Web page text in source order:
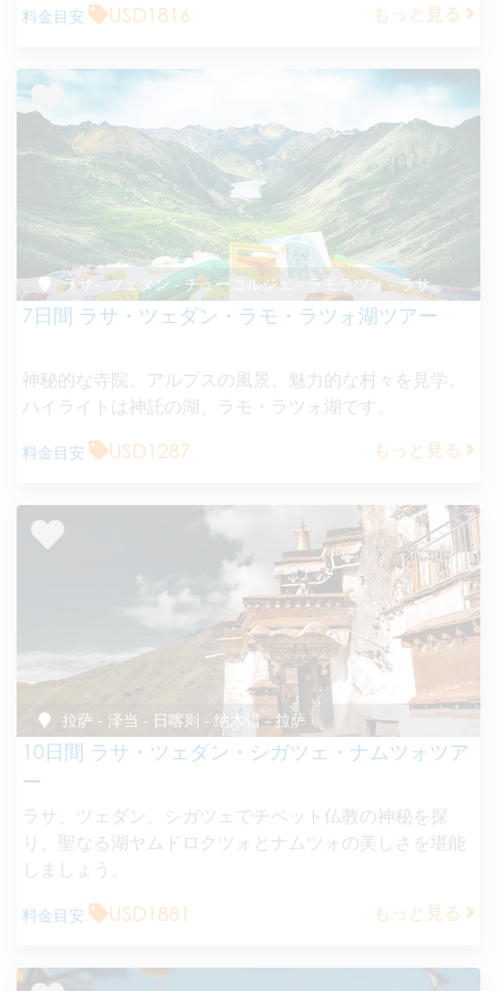
料金目安 USD1816 もっと見る
ラサ - ツェタン - チューコルジェ - ラモラツォ - ラサ
7日間 ラサ・ツェダン・ラモ・ラツォ湖ツアー
神秘的な寺院、アルプスの風景、魅力的な村々を見学。
ハイライトは神託の湖、ラモ・ラツォ湖です。
料金目安 USD1287 もっと見る
拉萨 - 泽当 - 日喀则 - 纳木错 - 拉萨
10日間 ラサ・ツェダン・シガツェ・ナムツォツア
ー
ラサ、ツェダン、シガツェでチベット仏教の神秘を探
り、聖なる湖ヤムドロクツォとナムツォの美しさを堪能
しましょう。
料金目安 USD1881 もっと見る